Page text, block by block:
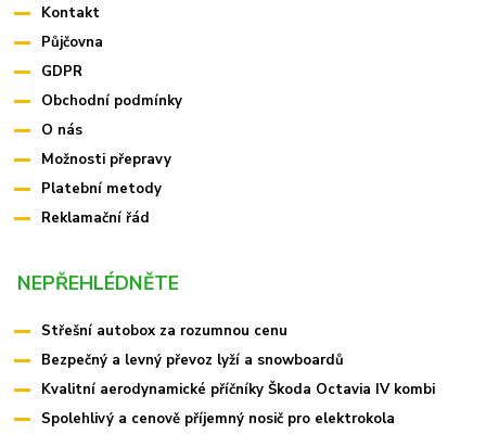
Kontakt
Půjčovna
GDPR
Obchodní podmínky
O nás
Možnosti přepravy
Platební metody
Reklamační řád
NEPŘEHLÉDNĚTE
Střešní autobox za rozumnou cenu
Bezpečný a levný převoz lyží a snowboardů
Kvalitní aerodynamické příčníky Škoda Octavia IV kombi
Spolehlivý a cenově příjemný nosič pro elektrokola